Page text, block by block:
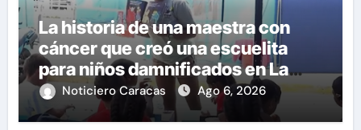
La historia de una maestra con
cáncer que creó una escuelita
para niños damnificados en La
Guaira
Noticiero Caracas Ago 6, 2026